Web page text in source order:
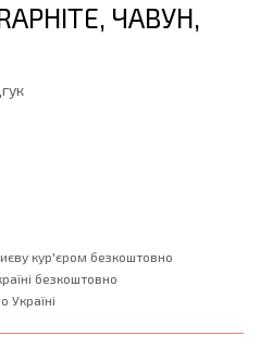
ЧАВУН,
кур'єром безкоштовно
безкоштовно
Україні